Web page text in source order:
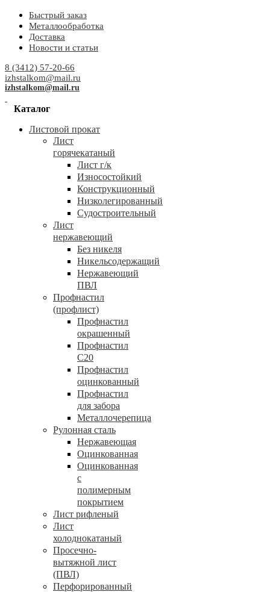
Быстрый заказ
Металлообработка
Доставка
Новости и статьи
8 (3412) 57-20-66
izhstalkom@mail.ru
izhstalkom@mail.ru
Каталог
Листовой прокат
Лист
горячекатаный
Лист г/к
Износостойкий
Конструкционный
Низколегированный
Судостроительный
Лист
нержавеющий
Без никеля
Никельсодержащий
Нержавеющий
ПВЛ
Профнастил
(профлист)
Профнастил
окрашенный
Профнастил
С20
Профнастил
оцинкованный
Профнастил
для забора
Металлочерепица
Рулонная сталь
Нержавеющая
Оцинкованная
Оцинкованная
с
полимерным
покрытием
Лист рифленый
Лист
холоднокатаный
Просечно-
вытяжной лист
(ПВЛ)
Перфорированный